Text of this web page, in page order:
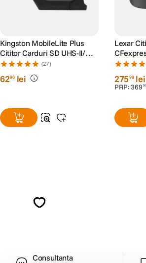
Kingston MobileLite Plus
Cititor Carduri SD UHS-II/
UHS-I
(27)
6290 lei
Lexar
II USB
27599 lei
PRP:369
Consultanta